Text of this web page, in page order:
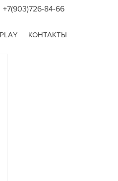
+7(903)726-84-66
КОНТАКТЫ